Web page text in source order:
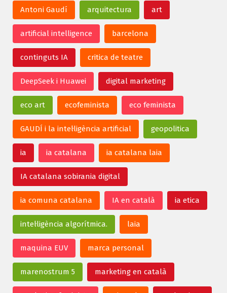
Antoni Gaudí arquitectura art
artificial intelligence barcelona
continguts IA critica de teatre
DeepSeek i Huawei digital marketing
eco art ecofeminista eco feminista
GAUDÍ i la intel·ligència artificial geopolitica
ia ia catalana ia catalana laia
IA catalana sobirania digital
ia comuna catalana IA en català ia etica
intel·ligència algorítmica. laia
maquina EUV marca personal
marenostrum 5 marketing en català